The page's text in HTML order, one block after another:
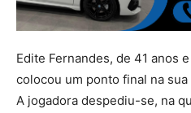
Edite Fernandes, de 41 anos
colocou um ponto final na
A jogadora despediu-se, na